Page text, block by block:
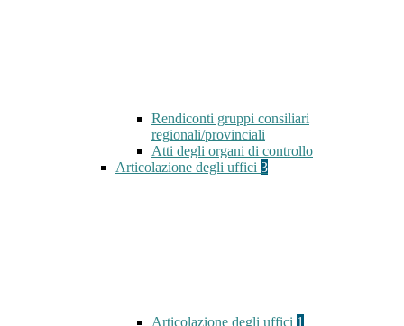
Rendiconti gruppi consiliari
regionali/provinciali
Atti degli organi di controllo
Articolazione degli uffici 3
Articolazione degli uffici 1